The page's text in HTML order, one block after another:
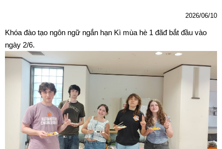
2026/06/10
Khóađào tạo ngôn ngữ ngắn hạn Kì mùa hè 1 đãđ bắt đầu vào
ngày 2/6.